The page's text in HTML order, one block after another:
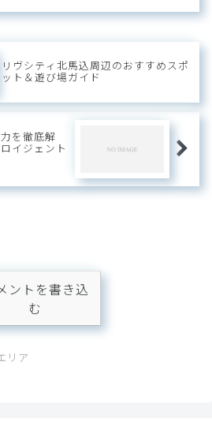
を嗜むことのできるロケーション。
リヴシティ北馬込周辺のおすすめスポ
ット＆遊び場ガイド
を徹底解
イジェント
ントを書き込
む
リア